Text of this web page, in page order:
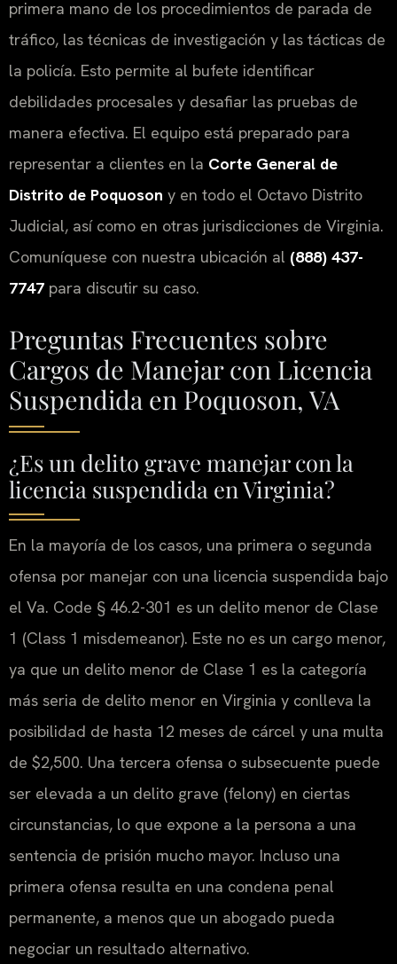
primera mano de los procedimientos de parada de
tráfico, las técnicas de investigación y las tácticas de
la policía. Esto permite al bufete identificar
debilidades procesales y desafiar las pruebas de
manera efectiva. El equipo está preparado para
representar a clientes en la Corte General de
Distrito de Poquoson y en todo el Octavo Distrito
Judicial, así como en otras jurisdicciones de Virginia.
Comuníquese con nuestra ubicación al (888) 437-
7747 para discutir su caso.
Preguntas Frecuentes sobre
Cargos de Manejar con Licencia
Suspendida en Poquoson, VA
¿Es un delito grave manejar con la
licencia suspendida en Virginia?
En la mayoría de los casos, una primera o segunda
ofensa por manejar con una licencia suspendida bajo
el Va. Code § 46.2-301 es un delito menor de Clase
1 (Class 1 misdemeanor). Este no es un cargo menor,
ya que un delito menor de Clase 1 es la categoría
más seria de delito menor en Virginia y conlleva la
posibilidad de hasta 12 meses de cárcel y una multa
de $2,500. Una tercera ofensa o subsecuente puede
ser elevada a un delito grave (felony) en ciertas
circunstancias, lo que expone a la persona a una
sentencia de prisión mucho mayor. Incluso una
primera ofensa resulta en una condena penal
permanente, a menos que un abogado pueda
negociar un resultado alternativo.